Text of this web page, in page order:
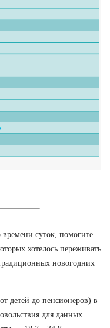
суток, помогите
хотелось переживать
новогодних
детей до пенсионеров) в
для данных